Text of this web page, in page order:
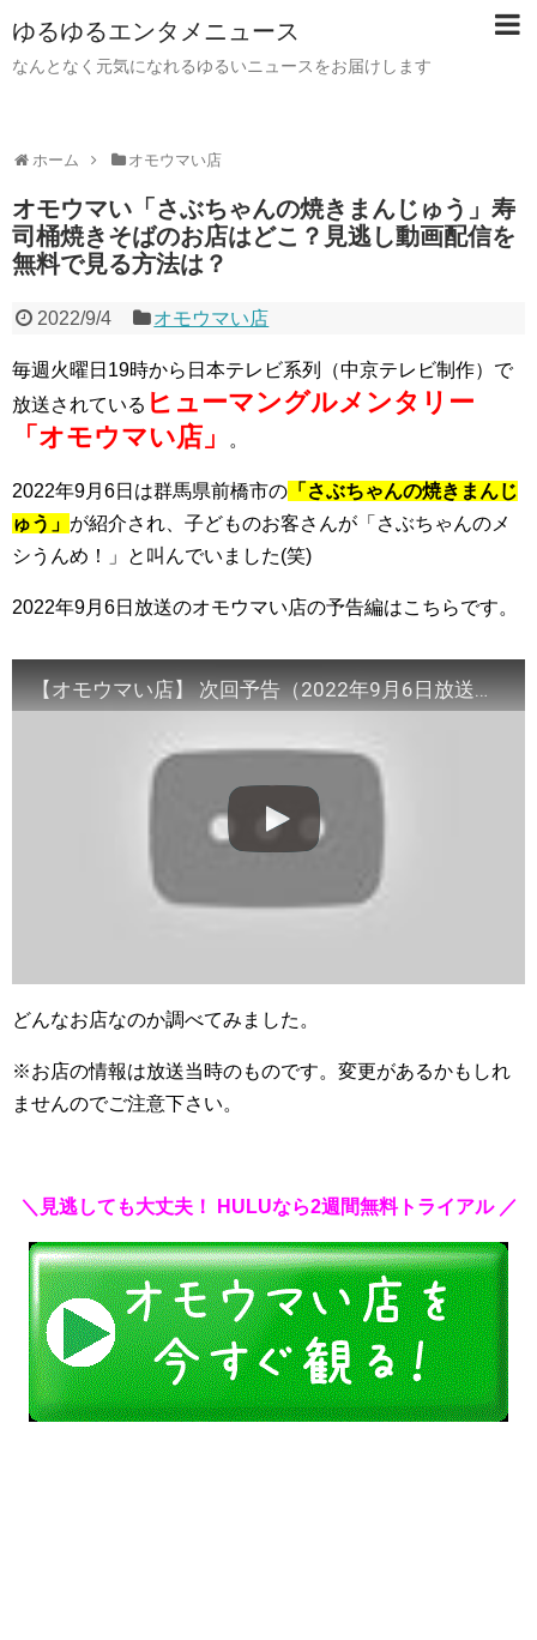
ゆるゆるエンタメニュース
なんとなく元気になれるゆるいニュースをお届けします
ホーム オモウマい店
オモウマい「さぶちゃんの焼きまんじゅう」寿
司桶焼きそばのお店はどこ？見逃し動画配信を
無料で見る方法は？
2022/9/4 オモウマい店
毎週火曜日19時から日本テレビ系列（中京テレビ制作）で
放送されている ヒューマングルメンタリー
「オモウマい店」
。
2022年9月6日は群馬県前橋市の 「さぶちゃんの焼きまんじ
ゅう」 が紹介され、子どものお客さんが「さぶちゃんのメ
シうんめ！」と叫んでいました(笑)
2022年9月6日放送のオモウマい店の予告編はこちらです。
【オモウマい店】 次回予告（2022年9月6日放送予定）
どんなお店なのか調べてみました。
※お店の情報は放送当時のものです。変更があるかもしれ
ませんのでご注意下さい。
＼見逃しても大丈夫！ HULUなら2週間無料トライアル ／